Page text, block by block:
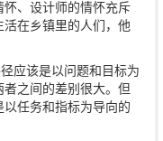
、设计师的情怀充斥
在乡镇里的人们，他
应该是以问题和目标为
之间的差别很大。但
任务和指标为导向的